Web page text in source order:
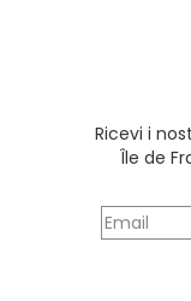
Ricevi i
Île de